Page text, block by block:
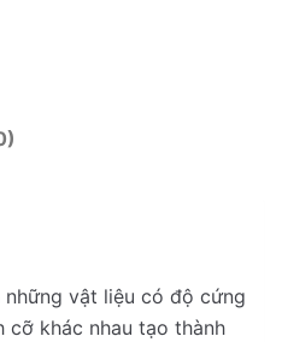
SÁT
vật liệu có độ cứng
khác nhau tạo thành